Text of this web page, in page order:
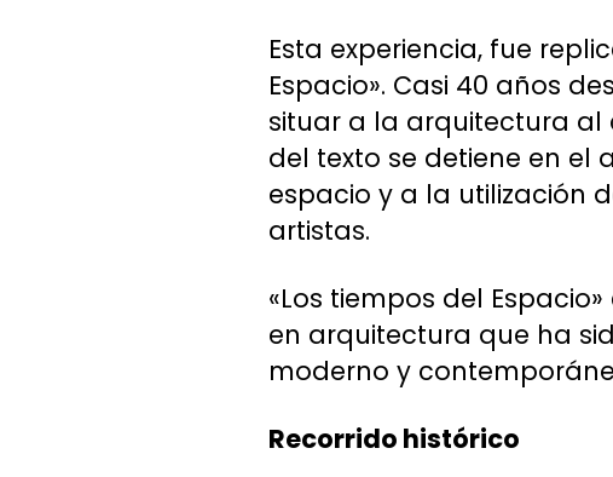
Esta experiencia, fue
Espacio». Casi 40 años
situar a la arquitectura al
del texto se detiene en el
espacio y a la utilización
artistas.
«Los tiempos del
en arquitectura que ha
moderno y
Recorrido histórico